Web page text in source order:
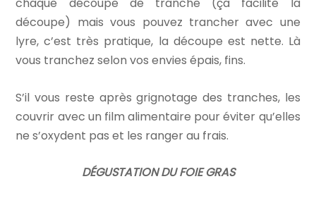
chaque découpe de tranche (ça facilite la
découpe) mais vous pouvez trancher avec une
lyre, c’est très pratique, la découpe est nette. Là
vous tranchez selon vos envies épais, fins.
S’il vous reste après grignotage des tranches, les
couvrir avec un film alimentaire pour éviter qu’elles
ne s’oxydent pas et les ranger au frais.
DÉGUSTATION DU FOIE GRAS